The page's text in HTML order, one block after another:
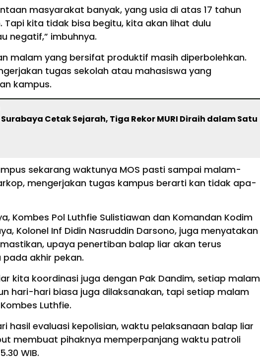
masyarakat banyak, yang usia di atas 17 tahun
Tapi kita tidak bisa begitu, kita akan lihat dulu
negatif,” imbuhnya.
malam yang bersifat produktif masih diperbolehkan.
tugas sekolah atau mahasiswa yang
kampus.
Cetak Sejarah, Tiga Rekor MURI Diraih dalam Satu
sekarang waktunya MOS pasti sampai malam-
mengerjakan tugas kampus berarti kan tidak apa-
Kombes Pol Luthfie Sulistiawan dan Komandan Kodim
Kolonel Inf Didin Nasruddin Darsono, juga menyatakan
upaya penertiban balap liar akan terus
akhir pekan.
kita koordinasi juga dengan Pak Dandim, setiap malam
hari-hari biasa juga dilaksanakan, tapi setiap malam
Luthfie.
hasil evaluasi kepolisian, waktu pelaksanaan balap liar
membuat pihaknya memperpanjang waktu patroli
WIB.